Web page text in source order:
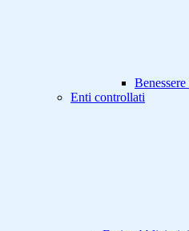
Enti controllati